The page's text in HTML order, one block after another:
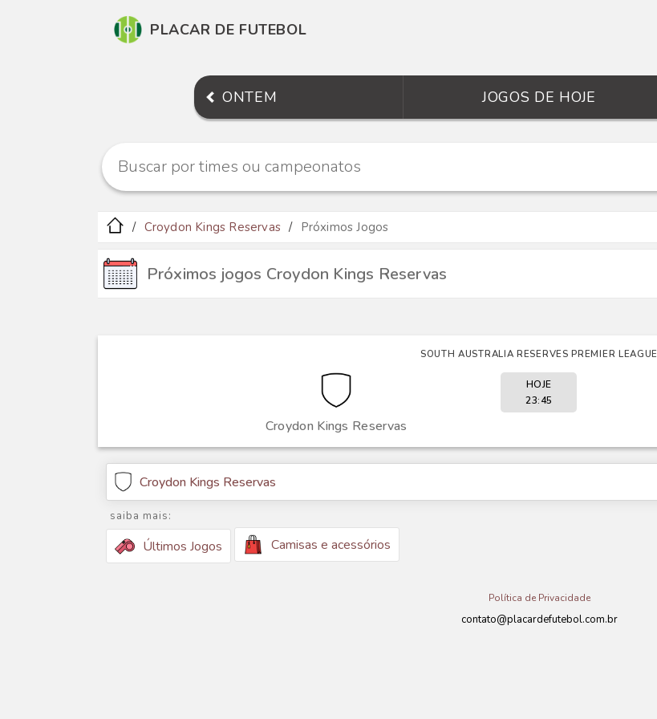
PLACAR DE FUTEBOL
ONTEM JOGOS DE HOJE
Croydon Kings Reservas Próximos Jogos
Próximos jogos Croydon Kings Reservas
SOUTH AUSTRALIA RESERVES PREMIER LEAGUE
Croydon Kings Reservas
HOJE
23:45
Croydon Kings Reservas
saiba mais:
Últimos Jogos Camisas e acessórios
Política de Privacidade
contato@placardefutebol.com.br